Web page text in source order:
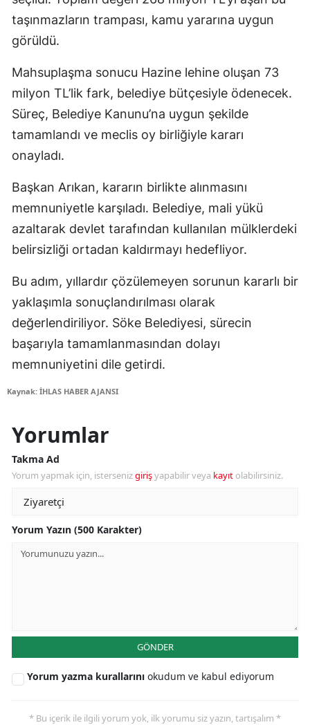
taşınmazların trampası, kamu yararına uygun
görüldü.
Mahsuplaşma sonucu Hazine lehine oluşan 73
milyon TL’lik fark, belediye bütçesiyle ödenecek.
Süreç, Belediye Kanunu’na uygun şekilde
tamamlandı ve meclis oy birliğiyle kararı
onayladı.
Başkan Arıkan, kararın birlikte alınmasını
memnuniyetle karşıladı. Belediye, mali yükü
azaltarak devlet tarafından kullanılan mülklerdeki
belirsizliği ortadan kaldırmayı hedefliyor.
Bu adım, yıllardır çözülemeyen sorunun kararlı bir
yaklaşımla sonuçlandırılması olarak
değerlendiriliyor. Söke Belediyesi, sürecin
başarıyla tamamlanmasından dolayı
memnuniyetini dile getirdi.
Kaynak: İHLAS HABER AJANSI
Yorumlar
Takma Ad
Yorum yapmak için, istersenizgirişyapabilir veya kayıt olabilirsiniz.
Yorum Yazın (500 Karakter)
GÖNDER
Yorum yazma kurallarını okudum ve kabul ediyorum
* Bu içerik ile ilgili yorum yok, ilk yorumu siz yazın, tartışalım *